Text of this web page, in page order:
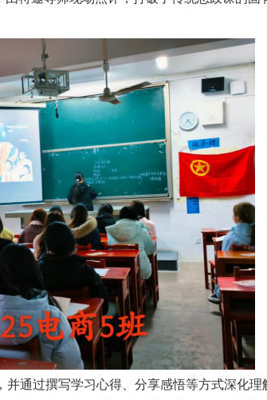
过撰写学习心得、分享感悟等方式深化理